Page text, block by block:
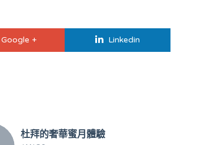
Google + Linkedin
杜拜的奢華蜜月體驗